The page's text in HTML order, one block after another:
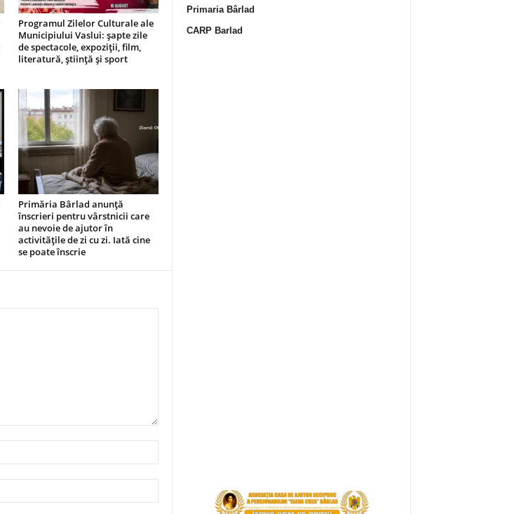
Programul Zilelor Culturale ale
Municipiului Vaslui: șapte zile
de spectacole, expoziții, film,
literatură, știință și sport
Primăria Bârlad anunță
înscrieri pentru vârstnicii care
au nevoie de ajutor în
activitățile de zi cu zi. Iată cine
se poate înscrie
Primaria Bârlad
CARP Barlad